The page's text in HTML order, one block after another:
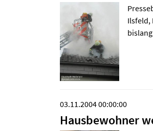
Ilsfeld,
03.11.2004 00:00:00
Hausbewohner